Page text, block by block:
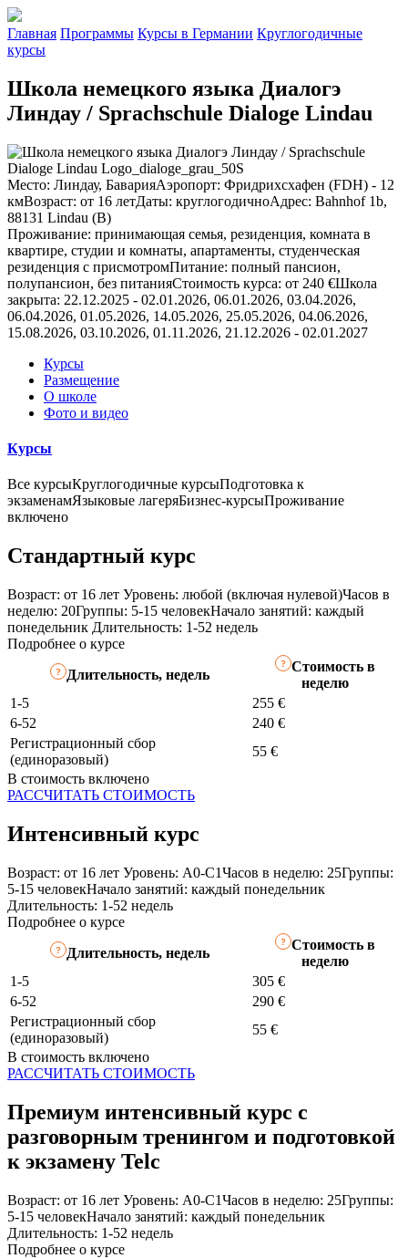
Главная Программы Курсы в Германии Круглогодичные
курсы
Школа немецкого языка Диалогэ
Линдау / Sprachschule Dialoge Lindau
Место: Линдау, БаварияАэропорт: Фридрихсхафен (FDH) - 12
кмВозраст: от 16 летДаты: круглогодичноАдрес: Bahnhof 1b,
88131 Lindau (B)
Проживание: принимающая семья, резиденция, комната в
квартире, студии и комнаты, апартаменты, студенческая
резиденция с присмотромПитание: полный пансион,
полупансион, без питанияСтоимость курса: от 240 €Школа
закрыта: 22.12.2025 - 02.01.2026, 06.01.2026, 03.04.2026,
06.04.2026, 01.05.2026, 14.05.2026, 25.05.2026, 04.06.2026,
15.08.2026, 03.10.2026, 01.11.2026, 21.12.2026 - 02.01.2027
Курсы
Размещение
О школе
Фото и видео
Курсы
Все курсыКруглогодичные курсыПодготовка к
экзаменамЯзыковые лагеряБизнес-курсыПроживание
включено
Стандартный курс
Возраст: от 16 лет Уровень: любой (включая нулевой)Часов в
неделю: 20Группы: 5-15 человекНачало занятий: каждый
понедельник Длительность: 1-52 недель
Подробнее о курсе
Длительность, недель
Стоимость в
неделю
1-5
255 €
6-52
240 €
Регистрационный сбор
(единоразовый)
55 €
В стоимость включено
РАССЧИТАТЬ СТОИМОСТЬ
Интенсивный курс
Возраст: от 16 лет Уровень: A0-C1Часов в неделю: 25Группы:
5-15 человекНачало занятий: каждый понедельник
Длительность: 1-52 недель
Подробнее о курсе
Длительность, недель
Стоимость в
неделю
1-5
305 €
6-52
290 €
Регистрационный сбор
(единоразовый)
55 €
В стоимость включено
РАССЧИТАТЬ СТОИМОСТЬ
Премиум интенсивный курс с
разговорным тренингом и подготовкой
к экзамену Telc
Возраст: от 16 лет Уровень: A0-C1Часов в неделю: 25Группы:
5-15 человекНачало занятий: каждый понедельник
Длительность: 1-52 недель
Подробнее о курсе